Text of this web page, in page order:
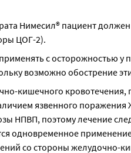
Нимесил® пациент
ЦОГ-2).
с осторожностью
возможно обострение
кишечного
язвенного
НПВП, поэтому лечение
одновременное
со стороны желудочно-